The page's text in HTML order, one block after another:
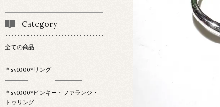
Category
全ての商品
＊sv1000*リング
＊sv1000*ピンキー・ファランジ・
トゥリング